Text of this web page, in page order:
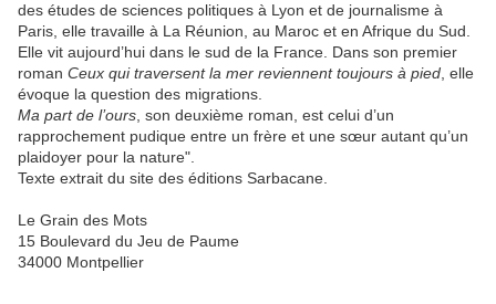
des études de sciences politiques à Lyon et de journalisme à
Paris, elle travaille à La Réunion, au Maroc et en Afrique du Sud.
Elle vit aujourd’hui dans le sud de la France. Dans son premier
roman Ceux qui traversent la mer reviennent toujours à pied , elle
évoque la question des migrations.
Ma part de l’ours , son deuxième roman, est celui d’un
rapprochement pudique entre un frère et une sœur autant qu’un
plaidoyer pour la nature".
Texte extrait du site des éditions Sarbacane.
Le Grain des Mots
15 Boulevard du Jeu de Paume
34000 Montpellier